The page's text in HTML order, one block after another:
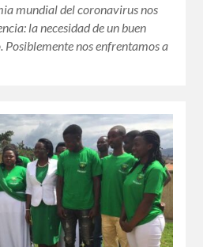
mundial del coronavirus nos
la necesidad de un buen
Posiblemente nos enfrentamos a